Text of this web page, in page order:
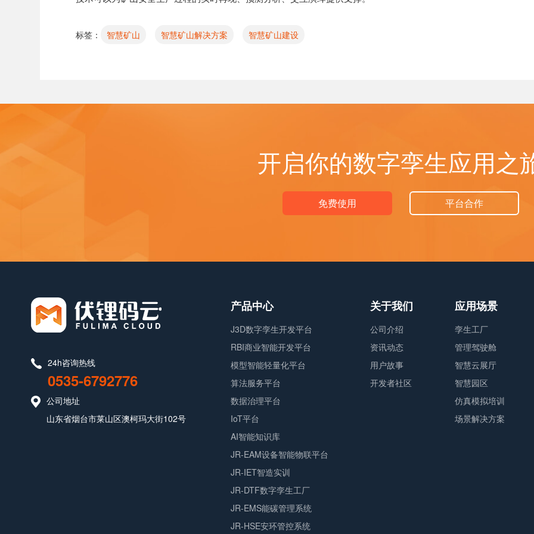
标签： 智慧矿山 智慧矿山解决方案 智慧矿山建设
开启你的数字孪生应用之
免费使用 平台合作
24h咨询热线
0535-6792776
公司地址
山东省烟台市莱山区澳柯玛大街102号
产品中心
J3D数字孪生开发平台
RBI商业智能开发平台
模型智能轻量化平台
算法服务平台
数据治理平台
IoT平台
AI智能知识库
JR-EAM设备智能物联平台
JR-IET智造实训
JR-DTF数字孪生工厂
JR-EMS能碳管理系统
JR-HSE安环管控系统
关于我们
公司介绍
资讯动态
用户故事
开发者社区
应用场景
孪生工厂
管理驾驶舱
智慧云展厅
智慧园区
仿真模拟培训
场景解决方案